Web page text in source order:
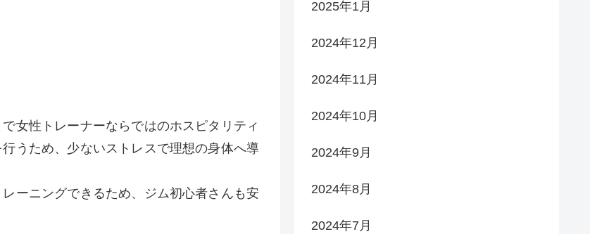
女性トレーナーならではのホスピタリティ
うため、少ないストレスで理想の身体へ導
ーニングできるため、ジム初心者さんも安
2025年1月
2024年12月
2024年11月
2024年10月
2024年9月
2024年8月
2024年7月